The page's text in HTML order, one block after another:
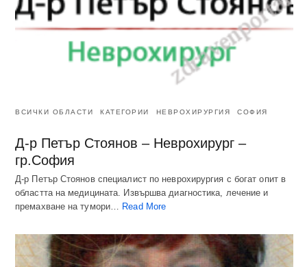
ВСИЧКИ ОБЛАСТИ КАТЕГОРИИ НЕВРОХИРУРГИЯ СОФИЯ
Д-р Петър Стоянов – Неврохирург –
гр.София
Д-р Петър Стоянов специалист по неврохирургия с богат опит в
областта на медицината. Извършва диагностика, лечение и
премахване на тумори…
Read More